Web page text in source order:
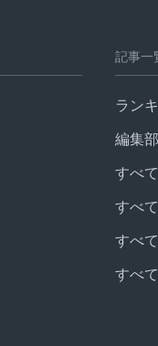
記事一
ラン
編集
すべ
すべ
すべ
すべ